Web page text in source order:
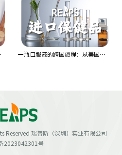
去留 一瓶口服液的跨国旅程：从美国加州到你手中，每一步都是考验
Reserved 瑞普斯（深圳）实业有限公司
2023042301号